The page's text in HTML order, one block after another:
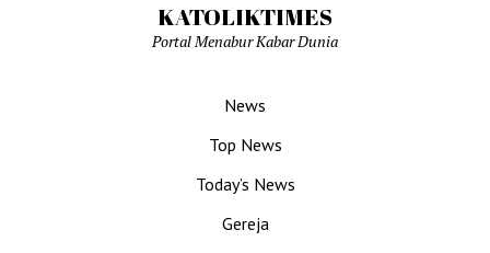
KATOLIKTIMES
Portal Menabur Kabar Dunia
News
Top News
Today’s News
Gereja